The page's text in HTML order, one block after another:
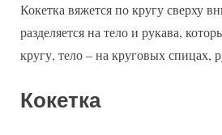
Кокетка вяжется по кругу сверху
разделяется на тело и рукава,
кругу, тело – на круговых спицах,
Кокетка